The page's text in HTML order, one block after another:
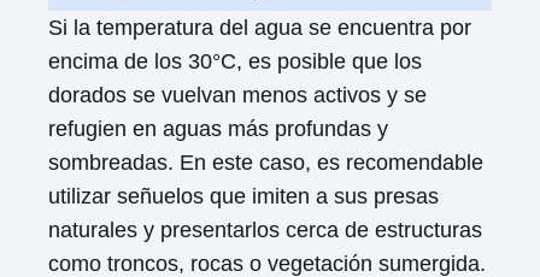
Si la temperatura del agua se encuentra por
encima de los 30°C, es posible que los
dorados se vuelvan menos activos y se
refugien en aguas más profundas y
sombreadas. En este caso, es recomendable
utilizar señuelos que imiten a sus presas
naturales y presentarlos cerca de estructuras
como troncos, rocas o vegetación sumergida.